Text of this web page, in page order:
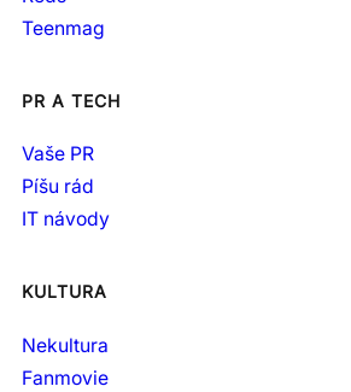
Teenmag
PR A TECH
Vaše PR
Píšu rád
IT návody
KULTURA
Nekultura
Fanmovie